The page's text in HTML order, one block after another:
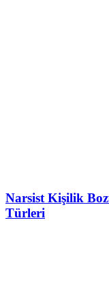
Narsist Kişilik
Türleri